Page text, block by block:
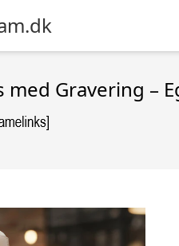
Gravering –